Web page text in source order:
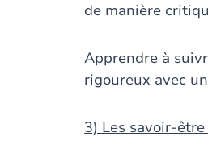
de manière
Apprendre à
rigoureux avec
3) Les savoir-être